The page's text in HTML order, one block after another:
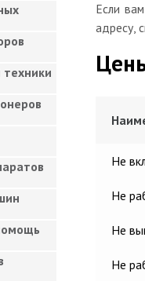
Если
адресу,
Не
Не
Не
Не